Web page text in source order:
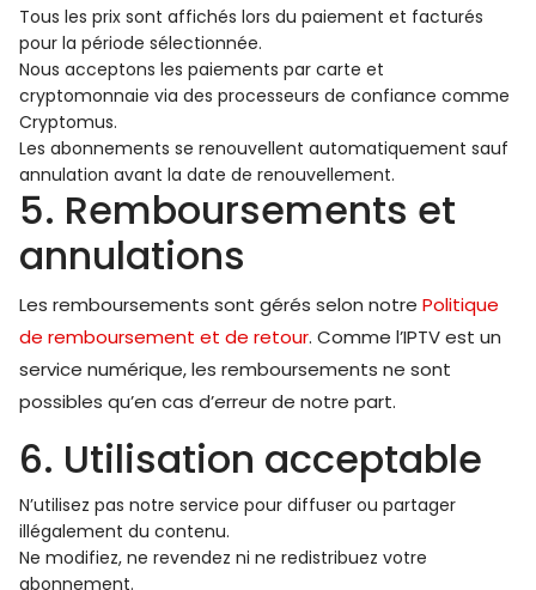
Tous les prix sont affichés lors du paiement et facturés
pour la période sélectionnée.
Nous acceptons les paiements par carte et
cryptomonnaie via des processeurs de confiance comme
Cryptomus.
Les abonnements se renouvellent automatiquement sauf
annulation avant la date de renouvellement.
5. Remboursements et
annulations
Les remboursements sont gérés selon notre Politique
de remboursement et de retour. Comme l’IPTV est un
service numérique, les remboursements ne sont
possibles qu’en cas d’erreur de notre part.
6. Utilisation acceptable
N’utilisez pas notre service pour diffuser ou partager
illégalement du contenu.
Ne modifiez, ne revendez ni ne redistribuez votre
abonnement.